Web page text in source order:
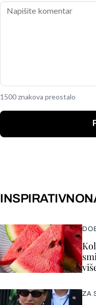
1500 znakova preostalo
INSPIRATIVNO
ZA